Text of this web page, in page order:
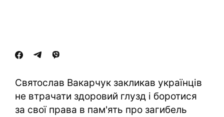
Святослав Вакарчук закликав українців
не втрачати здоровий глузд і боротися
за свої права в пам'ять про загибель